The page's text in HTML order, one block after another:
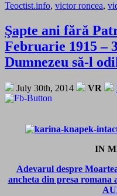
Teoctist.info, victor roncea,
Şapte ani fără
Februarie 1915 –
Dumnezeu să-l
July 30th, 2014 VR
IN
Adevarul despre
ancheta din presa